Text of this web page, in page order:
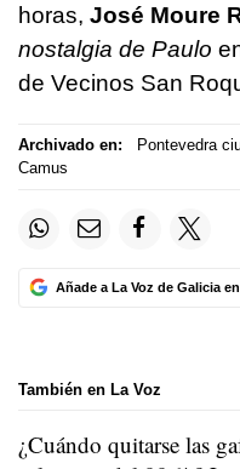
horas, José Moure
nostalgia de Paulo
de Vecinos San
Archivado en: Pontevedra
Camus
Añade a La Voz de Galicia
También en La Voz
¿Cuándo quitarse las